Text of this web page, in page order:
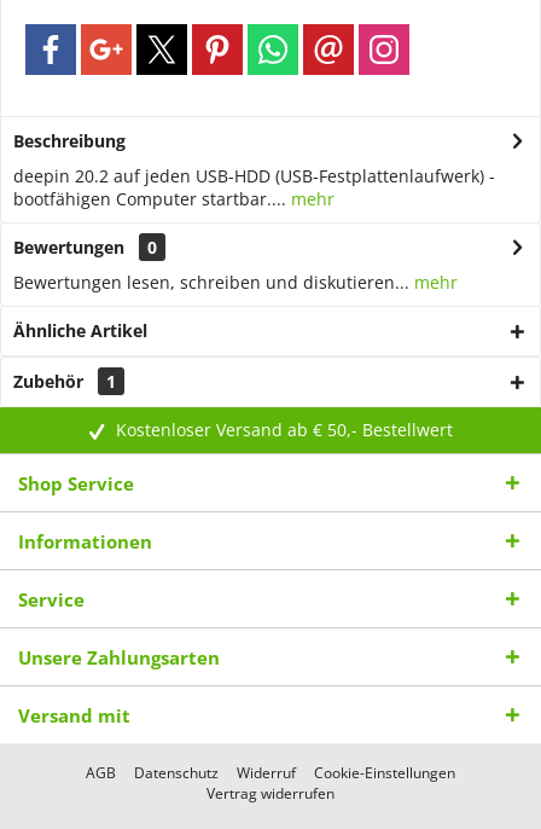
Beschreibung
deepin 20.2 auf jeden USB-HDD (USB-Festplattenlaufwerk) -
bootfähigen Computer startbar.... mehr
Bewertungen
0
Bewertungen lesen, schreiben und diskutieren... mehr
Ähnliche Artikel
Zubehör 1
Kostenloser Versand ab € 50,- Bestellwert
Shop Service
Informationen
Service
Unsere Zahlungsarten
Versand mit
AGB Datenschutz Widerruf
Cookie-Einstellungen
Vertrag widerrufen